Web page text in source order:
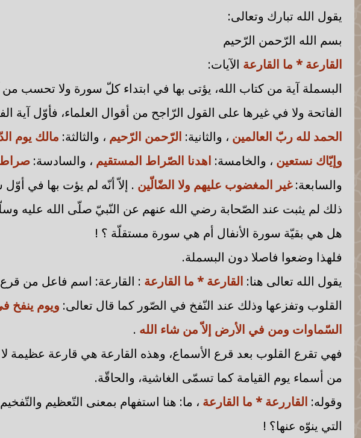
يقول الله تبارك وتعالى:
بسم الله الرّحمن الرّحيم
القارعة * ما القارعة الآيات:
البسملة آية من كتاب الله، يؤتى بها في ابتداء كلّ سورة ولا تحسب
الفاتحة ولا في غيرها على القول الرّاجح من أقوال العلماء، فأوّل آية
الحمد لله ربّ العالمين ، والثانية: الرّحمن الرّحيم ، والثالثة: مالك يوم
وإيّاك نستعين ، والخامسة: اهدنا الصّراط المستقيم ، والسادسة: صراط
والسابعة:غير المغضوب عليهم ولا الضّالّين . إلاّ أنّه لم يؤت بها في
ذلك لم يثبت عند الصّحابة رضي الله عنهم عن النّبيّ صلّى الله عليه
هل هي بقيّة سورة الأنفال أم هي سورة مستقلّة ؟ !
فلهذا وضعوا فاصلا دون البسملة.
يقول الله تعالى هنا: القارعة * ما القارعة : القارعة: اسم فاعل من قرع
القلوب وتفزعها وذلك عند النّفخ في الصّور كما قال تعالى: ويوم ينفخ
السّماوات ومن في الأرض إلاّ من شاء الله .
فهي تقرع القلوب بعد قرع الأسماع، وهذه القارعة هي قارعة عظيمة
من أسماء يوم القيامة كما تسمّى الغاشية، والحاقّة.
وقوله: القاررعة * ما القارعة ، ما: هنا استفهام بمعنى التّعظيم
التي ينوّه عنها؟ !